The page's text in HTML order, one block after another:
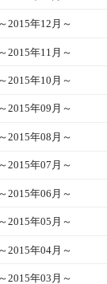
年12月～
年11月～
年10月～
年09月～
年08月～
年07月～
年06月～
年05月～
年04月～
年03月～